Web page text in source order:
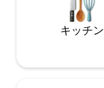
キッチン